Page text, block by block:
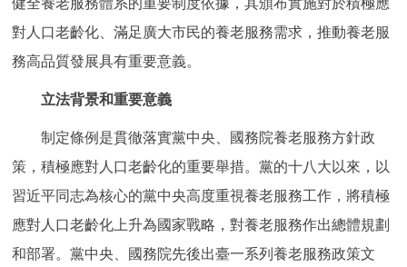
個人服務 法人服務
仲介服務 陽光政務
政民互動
12345網上接訴即辦 我要諮詢 我要建議
健全養老服務體系的重要制度依據，其頒布實施對於積極應
對人口老齡化、滿足廣大市民的養老服務需求，推動養老服
務高品質發展具有重要意義。
立法背景和重要意義
制定條例是貫徹落實黨中央、國務院養老服務方針政
策，積極應對人口老齡化的重要舉措。黨的十八大以來，以
習近平同志為核心的黨中央高度重視養老服務工作，將積極
應對人口老齡化上升為國家戰略，對養老服務作出總體規劃
和部署。黨中央、國務院先後出臺一系列養老服務政策文